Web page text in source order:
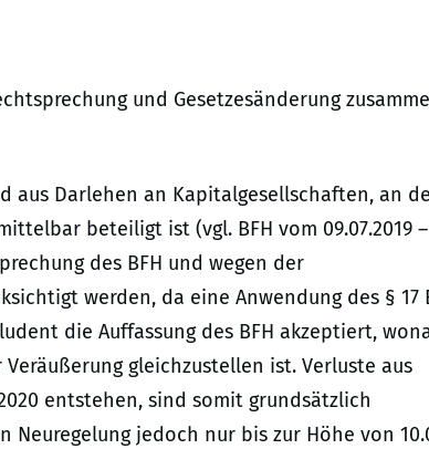
und Gesetzesänderung
aus Darlehen an Kapitalgesellschaften, an
beteiligt ist (vgl. BFH vom 09.07.2019 –
des BFH und wegen der
werden, da eine Anwendung des § 17
die Auffassung des BFH akzeptiert,
gleichzustellen ist. Verluste aus
entstehen, sind somit grundsätzlich
jedoch nur bis zur Höhe von